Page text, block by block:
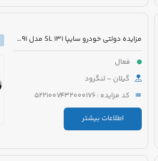
مزایده دولتی خودرو سایپا 131 SL مدل 1391 رنگ نوک مدادی متالیک
فعال
گیلان - لنگرود
کد مزایده : 5221007432000176
اطلاعات بیشتر